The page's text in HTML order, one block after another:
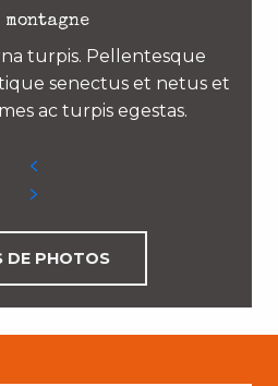
montagne
turpis. Pellentesque
senectus et netus et
ac turpis egestas.
DE PHOTOS